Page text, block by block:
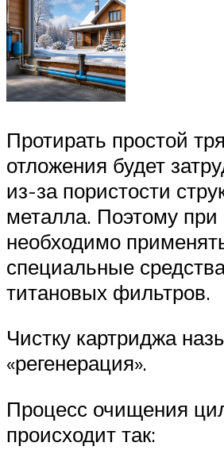
Протирать простой
отложения будет
из-за пористости
металла. Поэтому
необходимо
специальные
титановых фильтров.
Чистку картриджа
«регенерация».
Процесс очищения
происходит так: